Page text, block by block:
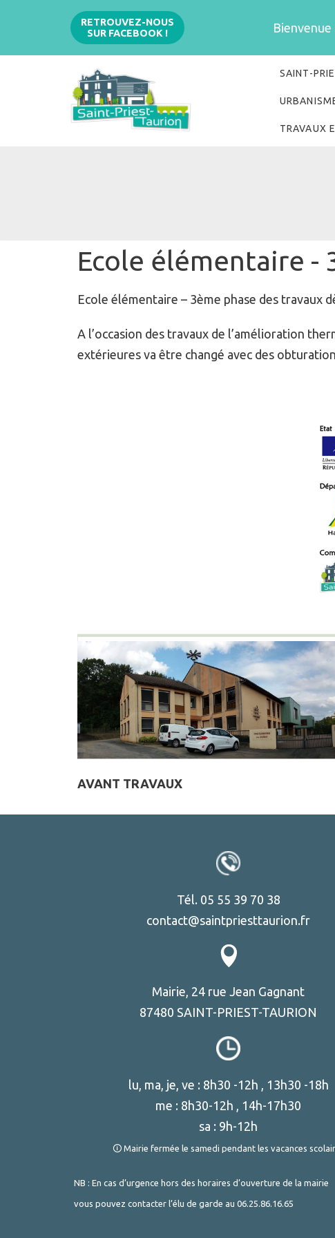
contenu
RETROUVEZ-NOUS
SUR FACEBOOK !
SAINT-
TRAVAUX
Ecole élémentaire -
Ecole élémentaire – 3ème phase des travaux
A l’occasion des travaux de l’amélioration
extérieures va être changé avec des
AVANT TRAVAUX
Tél. 05 55 39 70 38
contact@saintpriesttaurion.fr
Mairie, 24 rue Jean Gagnant
87480 SAINT-PRIEST-TAURION
lu, ma, je, ve : 8h30 -12h , 13h30 -18h
me : 8h30-12h , 14h-17h30
sa : 9h-12h
🛈 Mairie fermée le samedi pendant les vacances
NB : En cas d’urgence hors des horaires d’ouverture de la mairie
vous pouvez contacter l’élu de garde au 06.25.86.16.65